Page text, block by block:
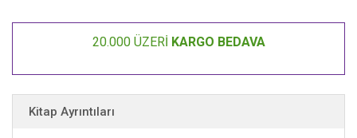
20.000 ÜZERİ KARGO BEDAVA
Kitap Ayrıntıları